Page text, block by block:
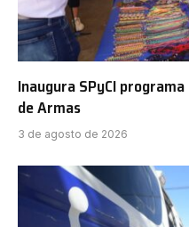
Inaugura SPyCI
de Armas
3 de agosto de 2026